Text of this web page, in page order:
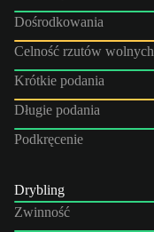
Dośrodkowania
Celność rzutów wolnych
Krótkie podania
Długie podania
Podkręcenie
Drybling
Zwinność